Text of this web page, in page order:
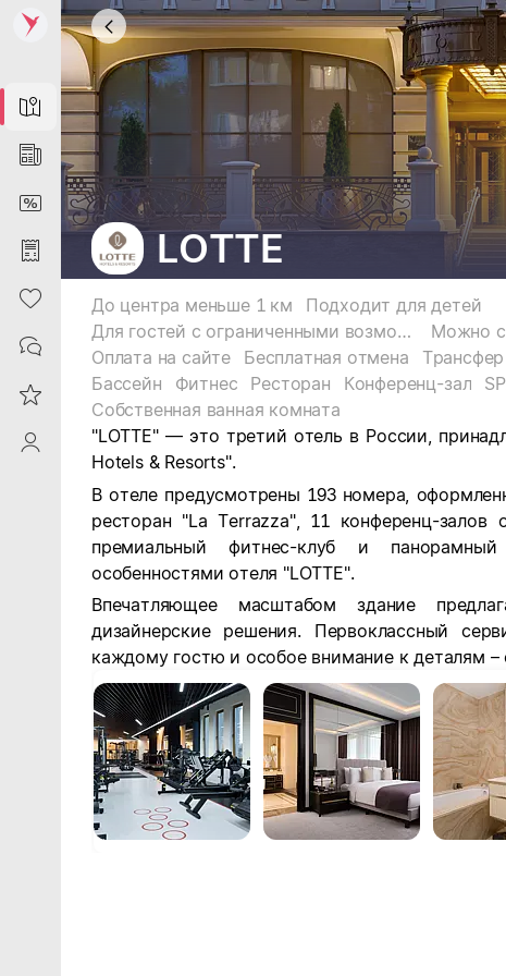
Map
News
DiscountCard
Purchases
Heart
Contacts
Reviews
ProfileSaby
LOTTE
До центра меньше 1 км
Подходит для детей
Для гостей с ограниченными возможностями
Можно
Оплата на сайте
Бесплатная отмена Трансфер
Бассейн
Фитнес Ресторан Конференц-зал
Собственная ванная комната
"LOTTE" — это третий отель в России,
Hotels & Resorts".
В отеле предусмотрены 193 номера,
ресторан "La Terrazza", 11 конференц-
премиальный фитнес-клуб и
особенностями отеля "LOTTE".
Впечатляющее масштабом здание
дизайнерские решения. Первоклассный
каждому гостю и особое внимание к деталям